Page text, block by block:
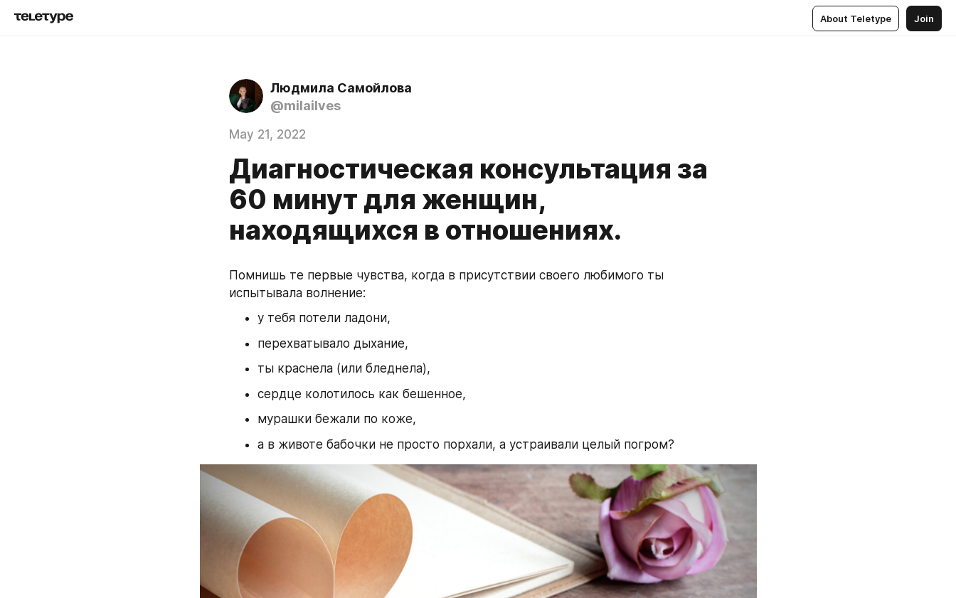
About Teletype Join
Людмила Самойлова
@milailves
May 21, 2022
Диагностическая консультация за
60 минут для женщин,
находящихся в отношениях.
Помнишь те первые чувства, когда в присутствии своего любимого ты
испытывала волнение:
у тебя потели ладони,
перехватывало дыхание,
ты краснела (или бледнела),
сердце колотилось как бешенное,
мурашки бежали по коже,
а в животе бабочки не просто порхали, а устраивали целый погром?